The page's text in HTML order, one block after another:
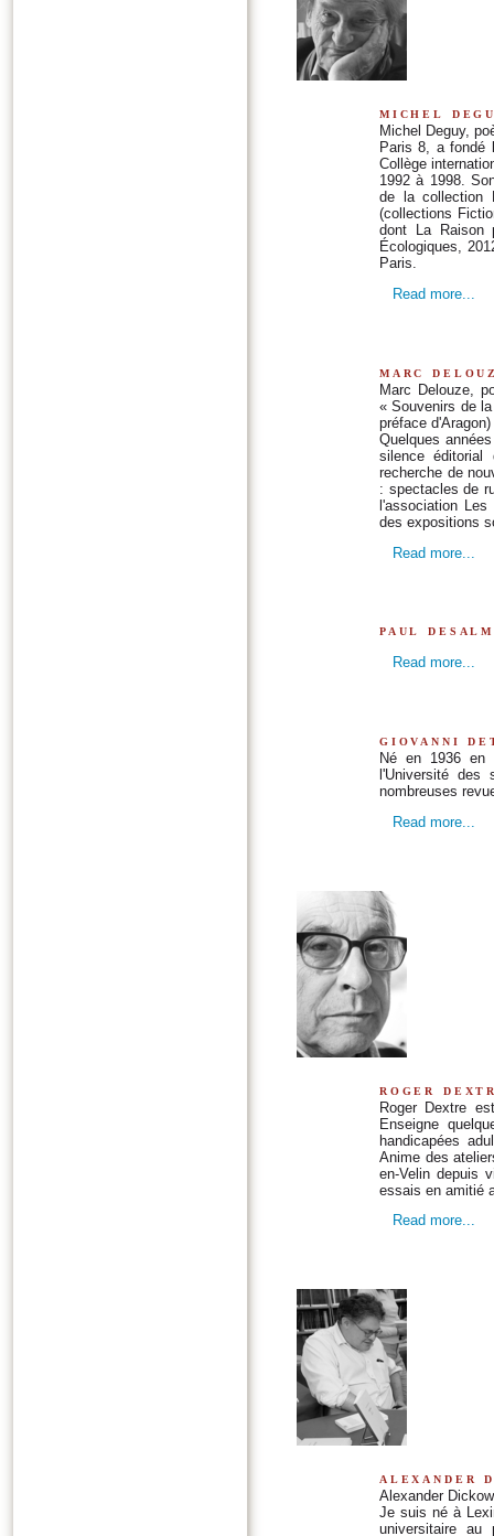
michel
Michel Deguy,
Paris 8, a fondé
Collège
1992 à 1998.
de la collection
(collections
dont La Raison
Écologiques,
Paris.
Read more...
marc
Marc Delouze,
« Souvenirs de
préface
Quelques
silence éditorial
recherche de
: spectacles de
l'association
des expositions
Read more...
paul
Read more...
giovanni
Né en 1936 en
l'Université
nombreuses
Read more...
roger
Roger Dextre
Enseigne
handicapées
Anime des
en-Velin depuis
essais en amitié
Read more...
alexander
Alexander
Je suis né à
universitaire